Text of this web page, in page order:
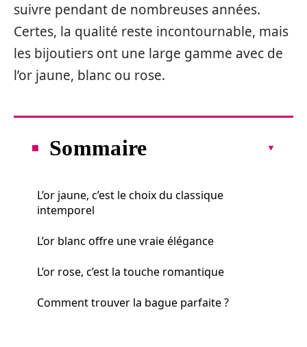
suivre pendant de nombreuses années.
Certes, la qualité reste incontournable, mais
les bijoutiers ont une large gamme avec de
l’or jaune, blanc ou rose.
Sommaire
L’or jaune, c’est le choix du classique
intemporel
L’or blanc offre une vraie élégance
L’or rose, c’est la touche romantique
Comment trouver la bague parfaite ?